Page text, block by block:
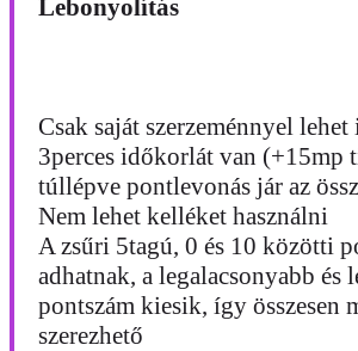
Lebonyolítás
Csak saját szerzeménnyel
3perces időkorlát van (+15mp
túllépve pontlevonás jár az
Nem lehet kelléket használni
A zsűri 5tagú, 0 és 10 közötti
adhatnak, a legalacsonyabb és
pontszám kiesik, így összesen
szerezhető